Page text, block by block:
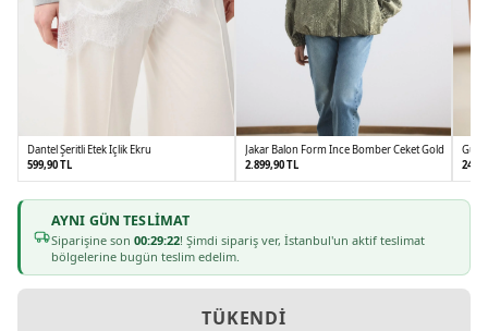
Dantel Şeritli Etek İçlik Ekru
599,90 TL
1 2
Jakar Balon Form İnce Bomber Ceket Gold
2.899,90 TL
AYNI GÜN TESLIMAT
Siparişine son 00:29:22! Şimdi sipariş ver, İstanbul'un aktif teslimat
bölgelerine bugün teslim edelim.
TÜKENDI